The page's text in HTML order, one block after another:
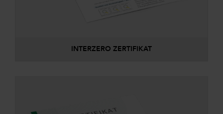
INTERZERO ZERTIFIKAT